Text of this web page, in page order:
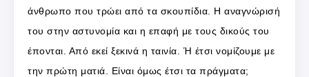
άνθρωπο που τρώει από τα σκουπίδια. Η αναγνώρισή
του στην αστυνομία και η επαφή με τους δικούς του
έπονται. Από εκεί ξεκινά η ταινία. Ή έτσι νομίζουμε με
την πρώτη ματιά. Είναι όμως έτσι τα πράγματα;